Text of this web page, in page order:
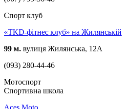
Спорт клуб
«TKD-фітнес клуб» на Жилянській
99 м. вулиця Жилянська, 12А
(093) 280-44-46
Мотоспорт
Спортивна школа
Aces Moto